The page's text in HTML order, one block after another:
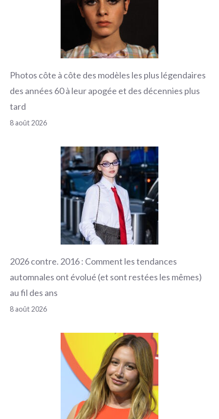
Photos côte à côte des modèles les plus légendaires
des années 60 à leur apogée et des décennies plus
tard
8 août 2026
2026 contre. 2016 : Comment les tendances
automnales ont évolué (et sont restées les mêmes)
au fil des ans
8 août 2026